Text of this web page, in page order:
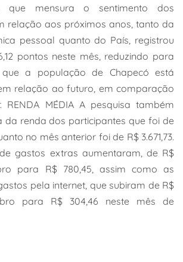
que mensura o sentimento dos
relação aos próximos anos, tanto da
pessoal quanto do País, registrou
pontos neste mês, reduzindo para
que a população de Chapecó está
relação ao futuro, em comparação
RENDA MÉDIA A pesquisa também
da renda dos participantes que foi de
no mês anterior foi de R$ 3.671,73.
gastos extras aumentaram, de R$
para R$ 780,45, assim como as
pela internet, que subiram de R$
para R$ 304,46 neste mês de